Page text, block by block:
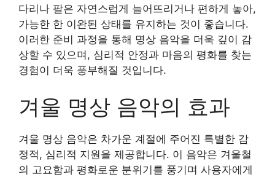
다리나 팔은 자연스럽게 늘어뜨리거나 편하게 놓아,
가능한 한 이완된 상태를 유지하는 것이 좋습니다.
이러한 준비 과정을 통해 명상 음악을 더욱 깊이 감
상할 수 있으며, 심리적 안정과 마음의 평화를 찾는
경험이 더욱 풍부해질 것입니다.
겨울 명상 음악의 효과
겨울 명상 음악은 차가운 계절에 주어진 특별한 감
정적, 심리적 지원을 제공합니다. 이 음악은 겨울철
의 고요함과 평화로운 분위기를 풍기며 사용자에게